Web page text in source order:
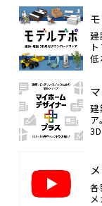
建
ト
低
建
ア。
各